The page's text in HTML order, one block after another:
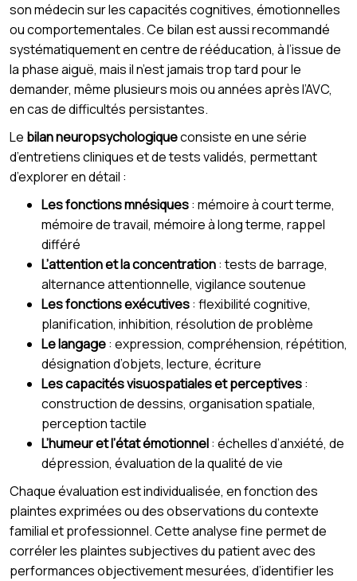
son médecin sur les capacités cognitives, émotionnelles
ou comportementales. Ce bilan est aussi recommandé
systématiquement en centre de rééducation, à l’issue de
la phase aiguë, mais il n’est jamais trop tard pour le
demander, même plusieurs mois ou années après l’AVC,
en cas de difficultés persistantes.
Le bilan neuropsychologiqueconsiste en une série
d’entretiens cliniques et de tests validés, permettant
d’explorer en détail :
Les fonctions mnésiques: mémoire à court terme,
mémoire de travail, mémoire à long terme, rappel
différé
L’attention et la concentration: tests de barrage,
alternance attentionnelle, vigilance soutenue
Les fonctions exécutives: flexibilité cognitive,
planification, inhibition, résolution de problème
Le langage: expression, compréhension, répétition,
désignation d’objets, lecture, écriture
Les capacités visuospatiales et perceptives:
construction de dessins, organisation spatiale,
perception tactile
L’humeur et l’état émotionnel: échelles d’anxiété, de
dépression, évaluation de la qualité de vie
Chaque évaluation est individualisée, en fonction des
plaintes exprimées ou des observations du contexte
familial et professionnel. Cette analyse fine permet de
corréler les plaintes subjectives du patient avec des
performances objectivement mesurées, d’identifier les